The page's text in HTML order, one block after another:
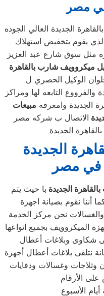
مصر
الجديدة العالي الجوده
يقوم بتخفيض استهلاك
مثل سوق شارع عبد العزيز
ميكروويف شارب بالقاهرة
الوكيل الحصري ل
التابعه لها ومراكز
الجديدة وامعرفه مبيعات
الاتصال ب شركه مصر
الجديدة
الجديدة
في مصر
الجديدة با حيث يتم
أننا نقوم بصيانة اجهزة
نحن مركز الخدمة
الميكروويف بجميع انواعها
شكاوى وبلاغات أعطال
نتلقى بلاغات أعطال أجهزة
وثلاجات وغسالات ودفايات
الأرقام
الأسبوع